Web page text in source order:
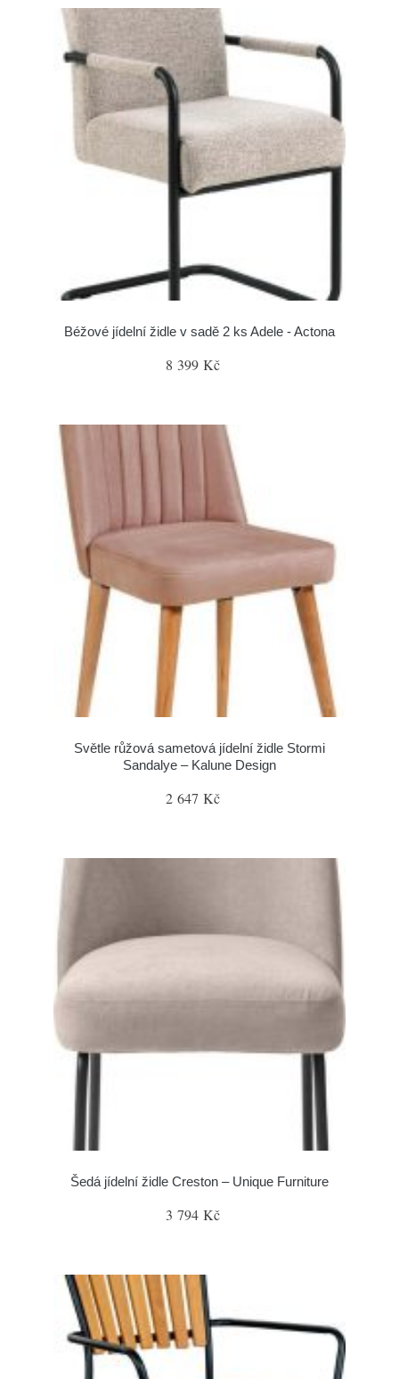
Béžové jídelní židle v sadě 2 ks Adele - Actona
8 399 Kč
Světle růžová sametová jídelní židle Stormi
Sandalye – Kalune Design
2 647 Kč
Šedá jídelní židle Creston – Unique Furniture
3 794 Kč